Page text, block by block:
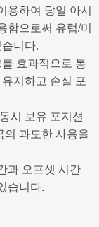
용하여 당일 아시
함으로써 유럽/미
니다.
효과적으로 통
지하고 손실 포
시 보유 포지션
과도한 사용을
과 오프셋 시간
습니다.